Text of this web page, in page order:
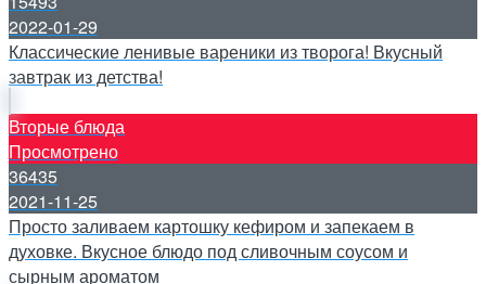
2022-01-29
Классические ленивые вареники из творога! Вкусный
завтрак из детства!
Вторые блюда
Просмотрено
36435
2021-11-25
Просто заливаем картошку кефиром и запекаем в
духовке. Вкусное блюдо под сливочным соусом и
сырным ароматом